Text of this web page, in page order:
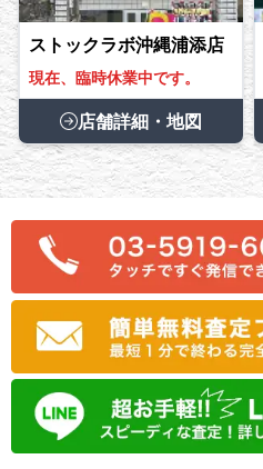
ストックラボ沖縄浦添店
現在、臨時休業中です。
店舗詳細・地図